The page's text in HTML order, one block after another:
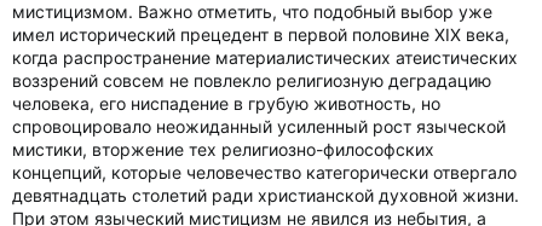
мистицизмом. Важно отметить, что подобный выбор уже
имел исторический прецедент в первой половине XIX века,
когда распространение материалистических атеистических
воззрений совсем не повлекло религиозную деградацию
человека, его ниспадение в грубую животность, но
спровоцировало неожиданный усиленный рост языческой
мистики, вторжение тех религиозно-философских
концепций, которые человечество категорически отвергало
девятнадцать столетий ради христианской духовной жизни.
При этом языческий мистицизм не явился из небытия, а